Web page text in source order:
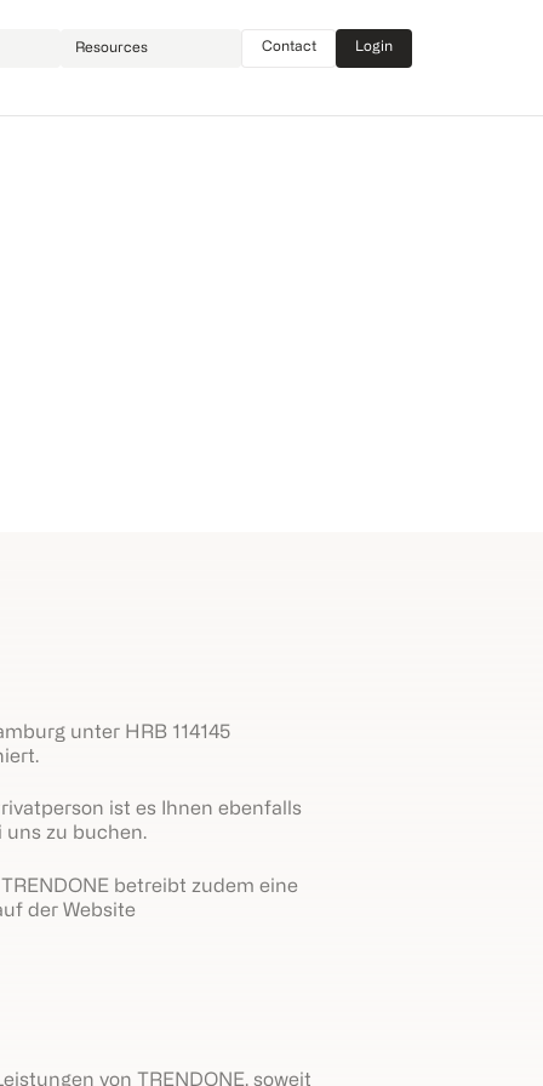
Resources Contact Login
unter HRB 114145
ist es Ihnen ebenfalls
uns zu buchen.
betreibt zudem eine
der Website
von TRENDONE, soweit